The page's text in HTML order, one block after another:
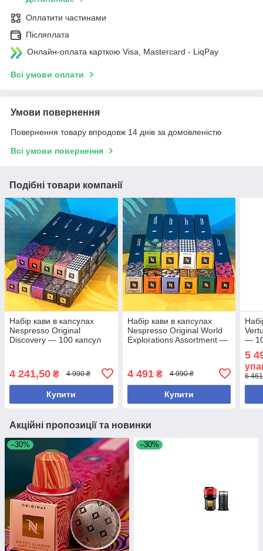
Оплатити частинами
Післяплата
Онлайн-оплата карткою Visa, Mastercard - LiqPay
Всі умови оплати
Умови повернення
Повернення товару впродовж 14 днів за домовленістю
Всі умови повернення
Подібні товари компанії
Набір кави в капсулах
Nespresso Original
Discovery — 100 капсул
4 241,50 ₴ 4 990 ₴
Купити
Набір кави в капсулах
Nespresso Original World
Explorations Assortment —
4 491₴ 4 990 ₴
Купити
— 10
5
6
Акційні пропозиції та новинки
–30% –30%